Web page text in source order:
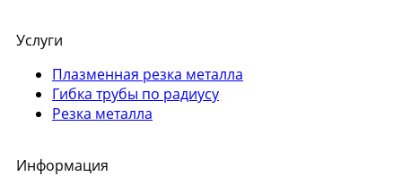
Услуги
Плазменная резка металла
Гибка трубы по радиусу
Резка металла
Информация